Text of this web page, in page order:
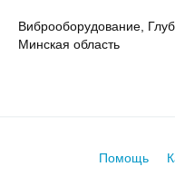
Виброоборудование,
Минская область
Помощь